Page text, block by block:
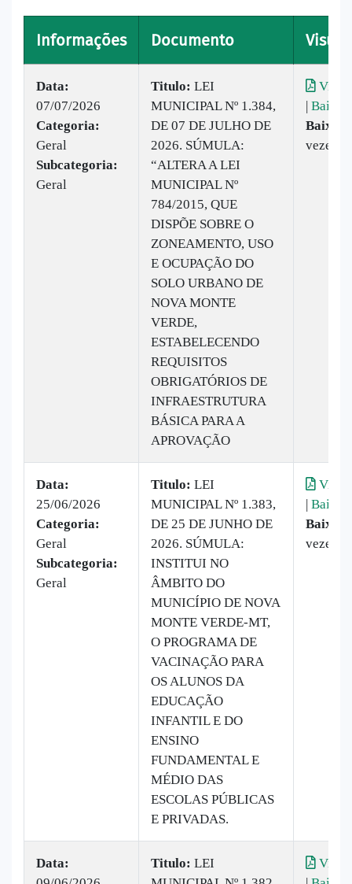
Informações Documento
Data:
07/07/2026
Categoria:
Geral
Subcategoria:
Geral
Titulo: LEI
MUNICIPAL Nº 1.384,
DE 07 DE JULHO DE
2026. SÚMULA:
“ALTERA A LEI
MUNICIPAL Nº
784/2015, QUE
DISPÕE SOBRE O
ZONEAMENTO, USO
E OCUPAÇÃO DO
SOLO URBANO DE
NOVA MONTE
VERDE,
ESTABELECENDO
REQUISITOS
OBRIGATÓRIOS DE
INFRAESTRUTURA
BÁSICA PARA A
APROVAÇÃO
| Baixar
vezes
Data:
25/06/2026
Categoria:
Geral
Subcategoria:
Geral
Titulo: LEI
MUNICIPAL Nº 1.383,
DE 25 DE JUNHO DE
2026. SÚMULA:
INSTITUI NO
ÂMBITO DO
MUNICÍPIO DE NOVA
MONTE VERDE-MT,
O PROGRAMA DE
VACINAÇÃO PARA
OS ALUNOS DA
EDUCAÇÃO
INFANTIL E DO
ENSINO
FUNDAMENTAL E
MÉDIO DAS
ESCOLAS PÚBLICAS
E PRIVADAS.
| Baixar
vezes
Data:
Titulo: LEI